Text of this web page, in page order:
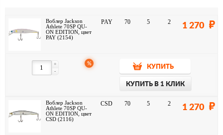
Воблер Jackson
Athlete 70SP QU-
ON EDITION, цвет
PAY (2154)
PAY 70 5 2 1 270
-
+ %
КУПИТЬ
КУПИТЬ В 1 КЛИК
Воблер Jackson
Athlete 70SP QU-
ON EDITION, цвет
CSD (2116)
CSD 70 5 2 1 270